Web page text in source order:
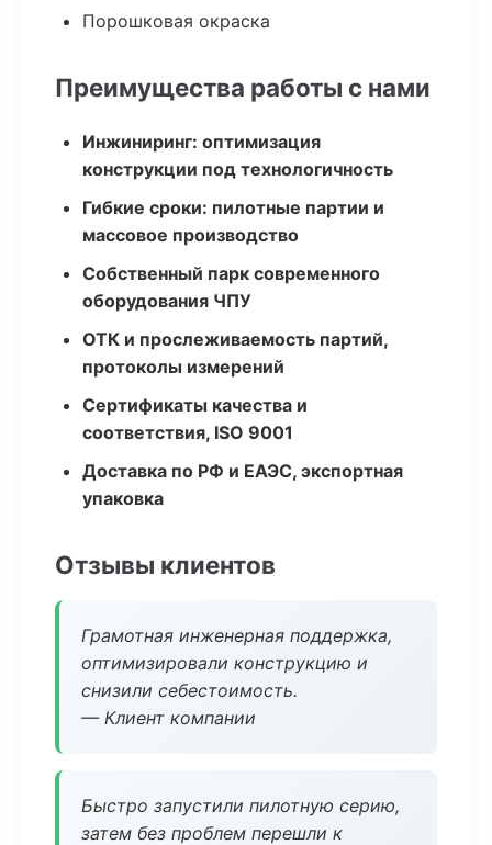
Порошковая окраска
Преимущества работы с нами
Инжиниринг: оптимизация
конструкции под технологичность
Гибкие сроки: пилотные партии и
массовое производство
Собственный парк современного
оборудования ЧПУ
ОТК и прослеживаемость партий,
протоколы измерений
Сертификаты качества и
соответствия, ISO 9001
Доставка по РФ и ЕАЭС, экспортная
упаковка
Отзывы клиентов
Грамотная инженерная поддержка,
оптимизировали конструкцию и
снизили себестоимость.
— Клиент компании
Быстро запустили пилотную серию,
затем без проблем перешли к